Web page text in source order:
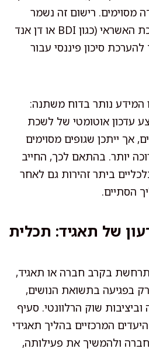
מסוימים. רישום זה נשמר
במאגרי הנתונים של לשכת האשראי (כגון BDI או דן אנד
סיכון פיננסי עבור
המידע נותר בדוח משתנה:
עדכון אוטומטי של לשכת
אך ייתכן שגופים מסוימים
יותר. בהתאם לכך, החייב
ביתר זהירות גם לאחר
הסתיים.
של תאגיד: תכלית
בקרב חברה או תאגיד,
בפגיעה בתשואת הנושים,
שוק הרלוונטי. סעיף
המרכזיים בהליך תאגידי
ולהמשיך את פעילותה,